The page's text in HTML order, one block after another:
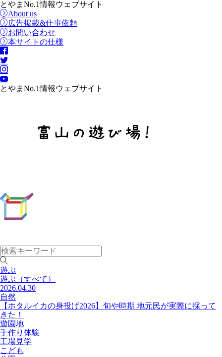
とやまNo.1情報ウェブサイト
About us
広告掲載&仕事依頼
お問い合わせ
本サイトの仕様
とやまNo.1情報ウェブサイト
遊ぶ
遊ぶ （すべて）
2026.04.30
自然
【ホタルイカの身投げ2026】旬や時期 地元民が実際に採って
きた！
遊園地
手作り体験
工場見学
こども